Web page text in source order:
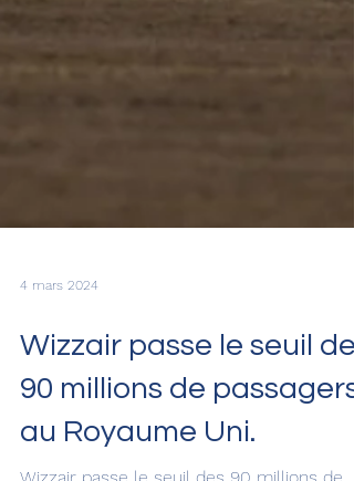
4 mars 2024
Wizzair passe le seuil des
90 millions de passagers